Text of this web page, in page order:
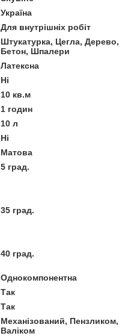
Україна
Для внутрішніх робіт
Штукатурка, Цегла, Дерево,
Бетон, Шпалери
Латексна
Ні
10 кв.м
1 годин
10 л
Ні
Матова
5 град.
35 град.
40 град.
Однокомпонентна
Так
Так
Механізований, Пензликом,
Валіком